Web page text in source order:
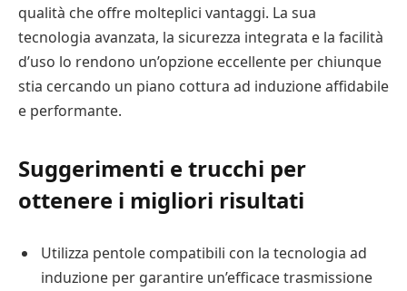
qualità che offre molteplici vantaggi. La sua
tecnologia avanzata, la sicurezza integrata e la facilità
d’uso lo rendono un’opzione eccellente per chiunque
stia cercando un piano cottura ad induzione affidabile
e performante.
Suggerimenti e trucchi per
ottenere i migliori risultati
Utilizza pentole compatibili con la tecnologia ad
induzione per garantire un’efficace trasmissione